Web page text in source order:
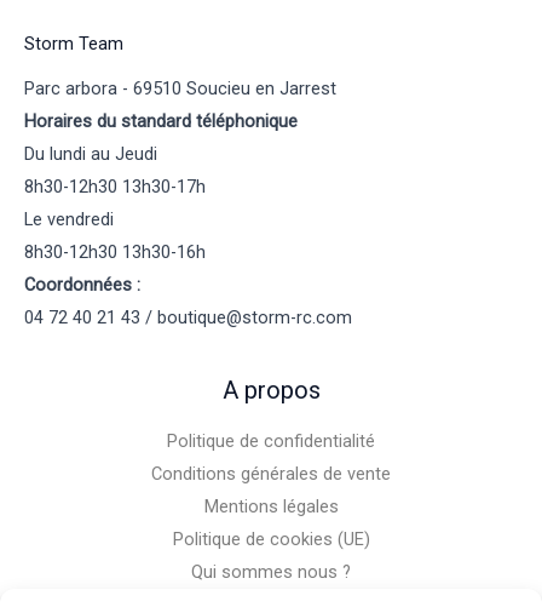
Storm Team
Parc arbora - 69510 Soucieu en Jarrest
Horaires du standard téléphonique
Du lundi au Jeudi
8h30-12h30 13h30-17h
Le vendredi
8h30-12h30 13h30-16h
Coordonnées :
04 72 40 21 43 / boutique@storm-rc.com
A propos
Politique de confidentialité
Conditions générales de vente
Mentions légales
Politique de cookies (UE)
Qui sommes nous ?